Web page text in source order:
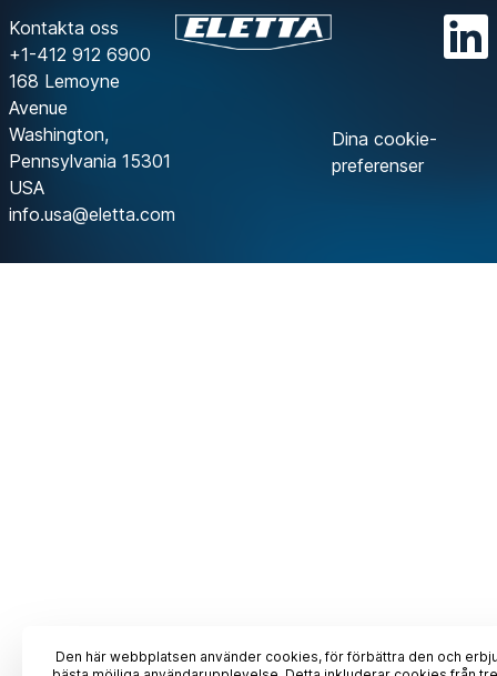
Den här webbplatsen använder cookies, för förbättra den och
Kontakta oss
+1-412 912 6900
168 Lemoyne
Avenue
Washington,
Pennsylvania 15301
USA
info.usa@eletta.com
Dina cookie-
preferenser